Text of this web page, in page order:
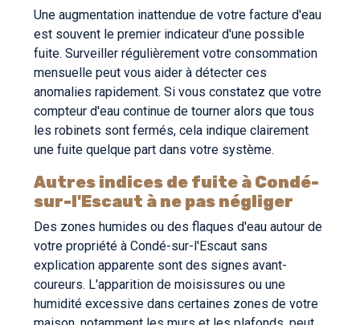
Une augmentation inattendue de votre facture d'eau
est souvent le premier indicateur d'une possible
fuite. Surveiller régulièrement votre consommation
mensuelle peut vous aider à détecter ces
anomalies rapidement. Si vous constatez que votre
compteur d'eau continue de tourner alors que tous
les robinets sont fermés, cela indique clairement
une fuite quelque part dans votre système.
Autres indices de fuite à Condé-
sur-l'Escaut à ne pas négliger
Des zones humides ou des flaques d'eau autour de
votre propriété à Condé-sur-l'Escaut sans
explication apparente sont des signes avant-
coureurs. L'apparition de moisissures ou une
humidité excessive dans certaines zones de votre